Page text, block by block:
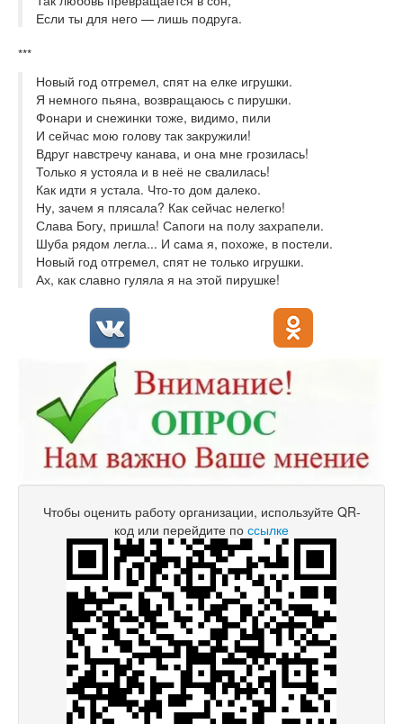
Если ты для него — лишь подруга.
***
Новый год отгремел, спят на елке игрушки.
Я немного пьяна, возвращаюсь с пирушки.
Фонари и снежинки тоже, видимо, пили
И сейчас мою голову так закружили!
Вдруг навстречу канава, и она мне грозилась!
Только я устояла и в неё не свалилась!
Как идти я устала. Что-то дом далеко.
Ну, зачем я плясала? Как сейчас нелегко!
Слава Богу, пришла! Сапоги на полу захрапели.
Шуба рядом легла... И сама я, похоже, в постели.
Новый год отгремел, спят не только игрушки.
Ах, как славно гуляла я на этой пирушке!
Чтобы оценить работу организации, используйте QR-
код или перейдите по ссылке